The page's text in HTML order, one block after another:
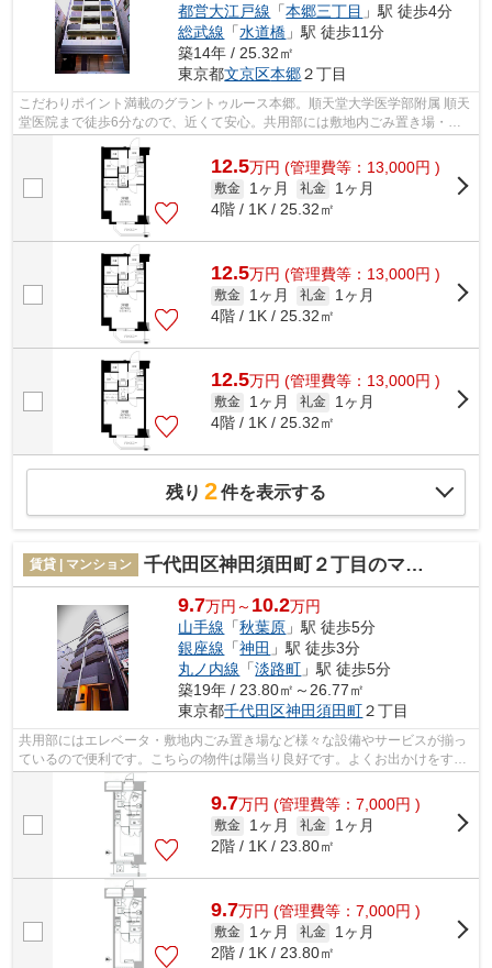
都営大江戸線 「本郷三丁目 」駅 徒歩4分
総武線 「水道橋 」駅 徒歩11分
築14年 / 25.32㎡
東京都文京区本郷２丁目
こだわりポイント満載のグラントゥルース本郷。順天堂大学医学部附属 順天
堂医院まで徒歩6分なので、近くて安心。共用部には敷地内ごみ置き場・エ
レベータなどが備わっておりとても充...
12.5万円 (管理費等：13,000円 )
敷金 1ヶ月 礼金
1ヶ月
4階 / 1K / 25.32㎡
12.5万円 (管理費等：13,000円 )
敷金 1ヶ月 礼金
1ヶ月
4階 / 1K / 25.32㎡
12.5万円 (管理費等：13,000円 )
敷金 1ヶ月 礼金
1ヶ月
4階 / 1K / 25.32㎡
残り 2件を表示する
賃貸 | マンション 千代田区神田須田町２丁目のマンション
9.7万円～ 10.2万円
山手線 「秋葉原 」駅 徒歩5分
銀座線 「神田 」駅 徒歩3分
丸ノ内線 「淡路町 」駅 徒歩5分
築19年 / 23.80㎡～26.77㎡
東京都千代田区神田須田町２丁目
共用部にはエレベータ・敷地内ごみ置き場など様々な設備やサービスが揃っ
ているので便利です。こちらの物件は陽当り良好です。よくお出かけをする
方にも便利な、2駅利用可能なマンショ...
9.7万円 (管理費等：7,000円 )
敷金 1ヶ月 礼金
1ヶ月
2階 / 1K / 23.80㎡
9.7万円 (管理費等：7,000円 )
敷金 1ヶ月 礼金
1ヶ月
2階 / 1K / 23.80㎡